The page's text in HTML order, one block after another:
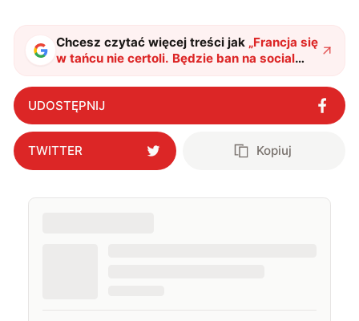
Chcesz czytać więcej treści jak „Francja się
w tańcu nie certoli. Będzie ban na social
media dla małoletnich i młot na
influencerów"?
UDOSTĘPNIJ
TWITTER Kopiuj